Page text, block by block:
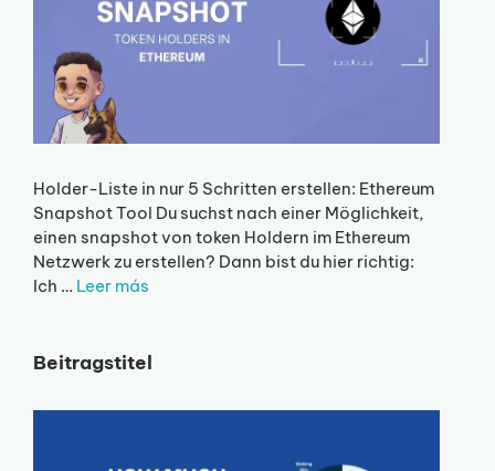
Holder-Liste in nur 5 Schritten erstellen: Ethereum
Snapshot Tool Du suchst nach einer Möglichkeit,
einen snapshot von token Holdern im Ethereum
Netzwerk zu erstellen? Dann bist du hier richtig:
Ich … Leer más
Beitragstitel